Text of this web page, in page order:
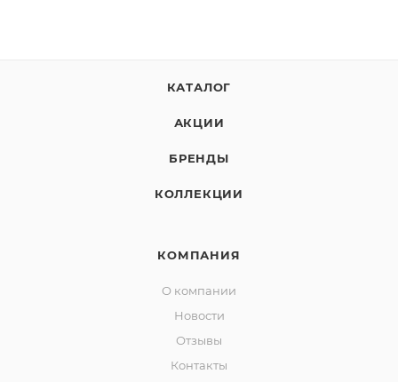
КАТАЛОГ
АКЦИИ
БРЕНДЫ
КОЛЛЕКЦИИ
КОМПАНИЯ
О компании
Новости
Отзывы
Контакты